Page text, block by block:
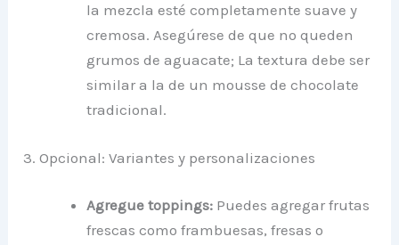
la mezcla esté completamente suave y
cremosa. Asegúrese de que no queden
grumos de aguacate; La textura debe ser
similar a la de un mousse de chocolate
tradicional.
3. Opcional: Variantes y personalizaciones
Agregue toppings: Puedes agregar frutas
frescas como frambuesas, fresas o